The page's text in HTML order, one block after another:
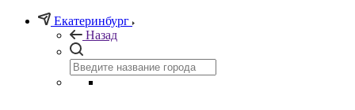
Екатеринбург
Назад